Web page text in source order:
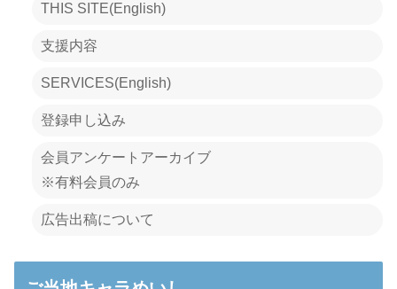
THIS SITE(English)
支援内容
SERVICES(English)
登録申し込み
会員アンケートアーカイブ
※有料会員のみ
広告出稿について